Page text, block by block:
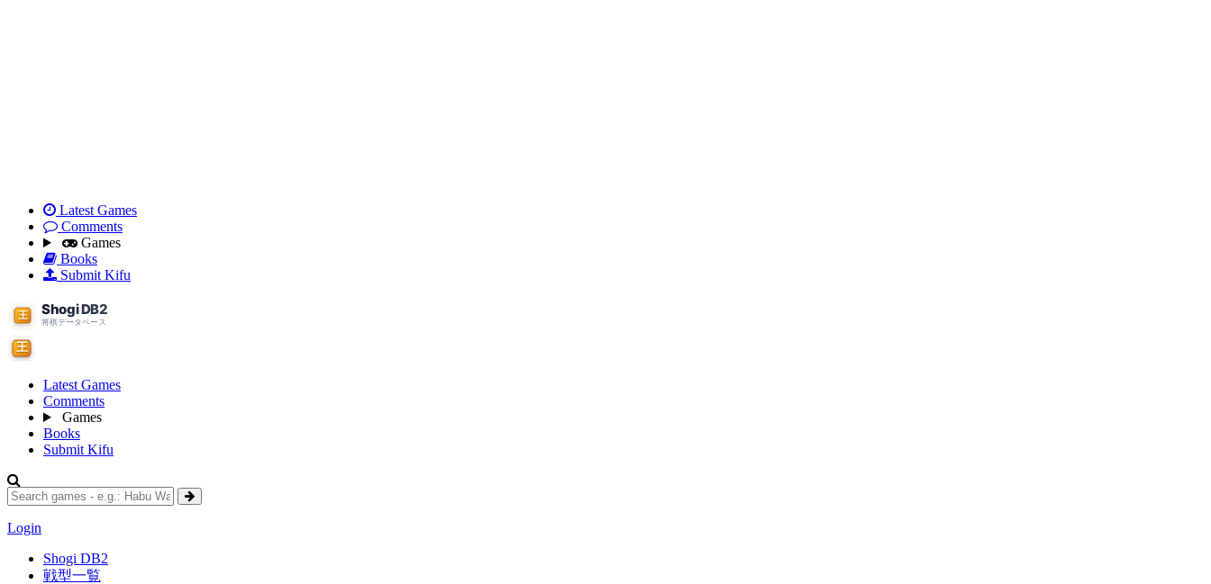
Latest Games
Comments
Games
Books
Submit Kifu
Latest Games
Comments
Games
Books
Submit Kifu
Login
Shogi DB2
戦型一覧